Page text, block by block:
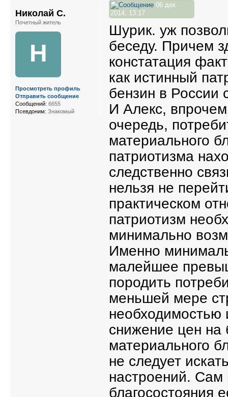
06 дек
2014, 13:17
Шурик. уж
беседу. Причем
констатация
как истинный
бензин в России
И Алекс,
очередь,
материального
патриотизма
следственно
нельзя не
практическом
патриотизм
минимально
Именно
малейшее
породить
меньшей мере
необходимостью
снижение цен на
материального
не следует
настроений. Сам
благосостояния
Николай С.
Почетный житель
Н
Просмотреть профиль
Отправить сообщение
Сообщений: 6655
Псевдоним: Знакомый